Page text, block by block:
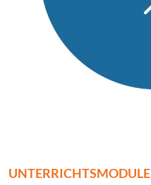
UNTERRICHTSMODULE